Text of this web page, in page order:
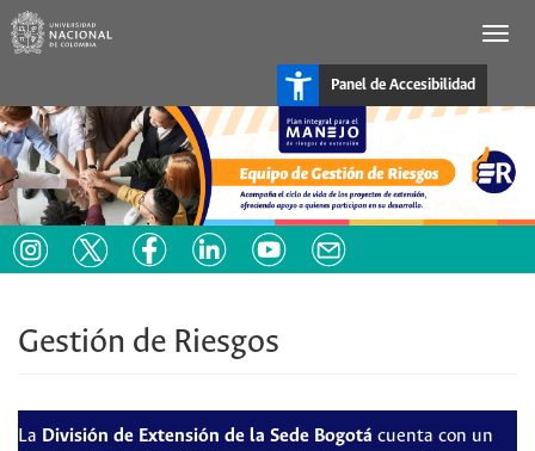
Pasar
al
contenido
Panel de Accesibilidad
Gestión de Riesgos
La División de Extensión de la Sede Bogotá cuenta con un